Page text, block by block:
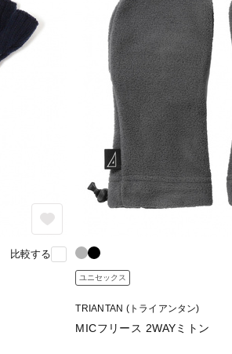
比較する
ユニセックス
TRIANTAN (トライアンタン)
MICフリース 2WAYミトン